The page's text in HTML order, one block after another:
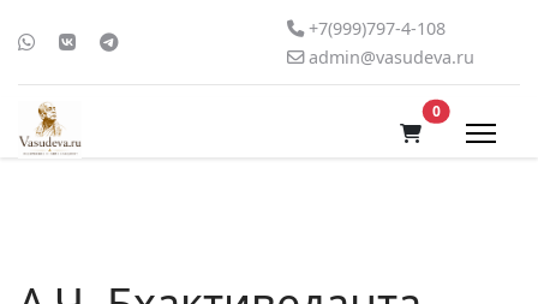
+7(999)797-4-108
admin@vasudeva.ru
0В корзину